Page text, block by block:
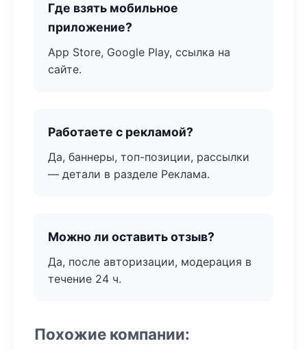
Где взять мобильное
приложение?
App Store, Google Play, ссылка на
сайте.
Работаете с рекламой?
Да, баннеры, топ-позиции, рассылки
— детали в разделе Реклама.
Можно ли оставить отзыв?
Да, после авторизации, модерация в
течение 24 ч.
Похожие компании: